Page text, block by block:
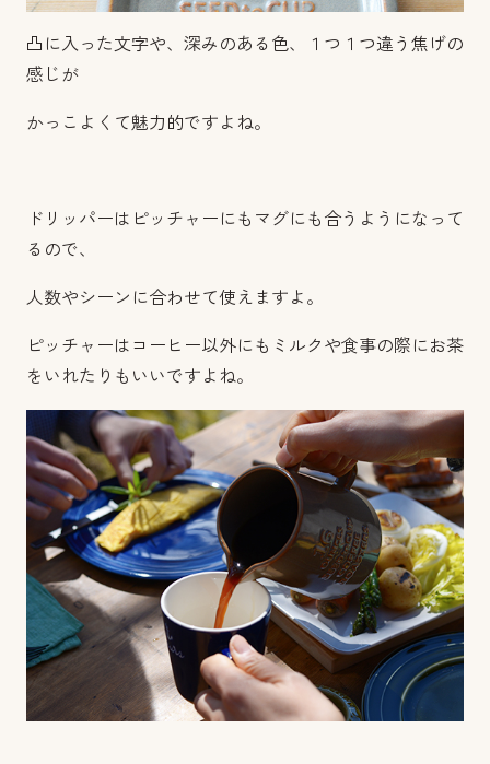
凸に入った文字や、深みのある色、１つ１つ違う焦げの
感じが
かっこよくて魅力的ですよね。
ドリッパーはピッチャーにもマグにも合うようになって
るので、
人数やシーンに合わせて使えますよ。
ピッチャーはコーヒー以外にもミルクや食事の際にお茶
をいれたりもいいですよね。